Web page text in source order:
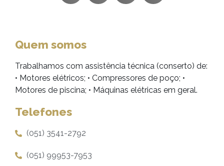
Quem somos
Trabalhamos com assistência técnica (conserto) de:
• Motores elétricos; • Compressores de poço; •
Motores de piscina; • Máquinas elétricas em geral.
Telefones
(051) 3541-2792
(051) 99953-7953